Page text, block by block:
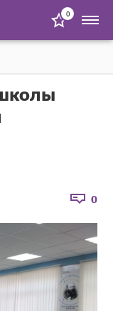
0
0